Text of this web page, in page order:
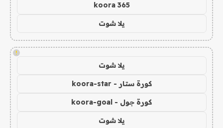
koora 365
يلا شوت
!
يلا شوت
كورة ستار - koora-star
كورة جول - koora-goal
يلا شوت